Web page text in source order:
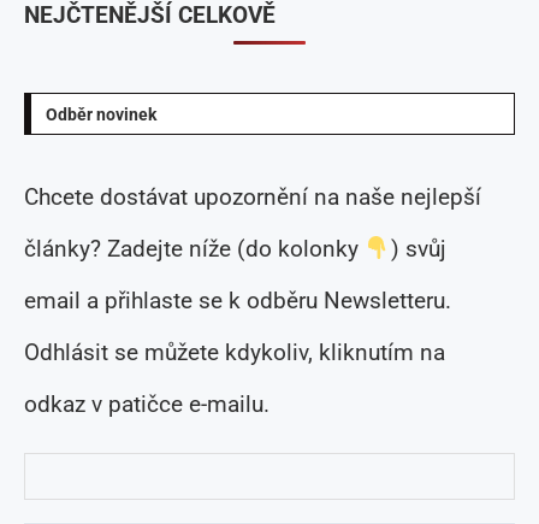
Odběr novinek
Chcete dostávat upozornění na naše nejlepší
články? Zadejte níže (do kolonky
) svůj
email a přihlaste se k odběru Newsletteru.
Odhlásit se můžete kdykoliv, kliknutím na
odkaz v patičce e-mailu.
NEJČTENĚJŠÍ CELKOVĚ